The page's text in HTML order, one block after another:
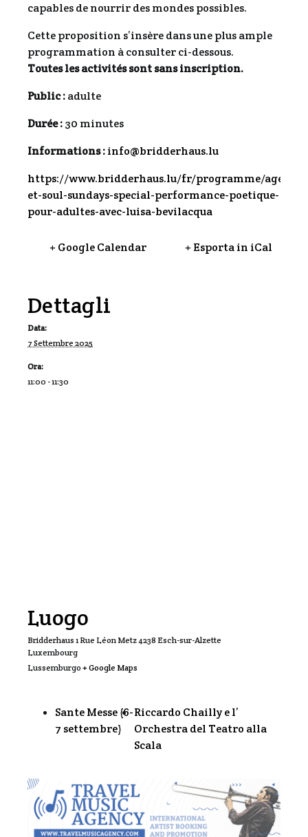
capables de nourrir des mondes possibles.
Cette proposition s’insère dans une plus ample
programmation à consulter ci-dessous.
Toutes les activités sont sans inscription.
Public :adulte
Durée :30 minutes
Informations :info@bridderhaus.lu
https://www.bridderhaus.lu/fr/programme/
et-soul-sundays-special-performance-poetique-
pour-adultes-avec-luisa-bevilacqua
+ Google Calendar + Esporta in iCal
Dettagli
Data:
7 Settembre 2025
Ora:
11:00 - 11:30
Luogo
Bridderhaus 1 Rue Léon Metz 4238 Esch-sur-Alzette
Luxembourg
Lussemburgo + Google Maps
Sante Messe (6-
7 settembre)
Riccardo Chailly e l’
Orchestra del Teatro alla
Scala